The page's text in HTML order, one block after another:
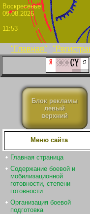
"Главная"
09.08.2026
11:53
Блок рекламы
левый
верхний
Меню сайта
Главная страница
Содержание боевой и
мобилизационной
готовности, степени
готовности
Организация боевой
подготовка